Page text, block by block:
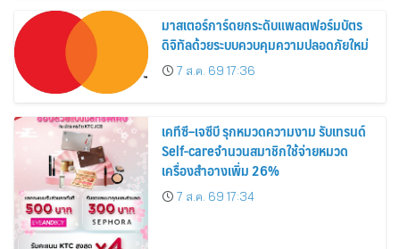
มาสเตอร์การ์ดยกระดับแพลตฟอร์มบัตร
ดิจิทัลด้วยระบบควบคุมความปลอดภัยใหม่
7 ส.ค. 69 17:36
เคทีซี–เจซีบี รุกหมวดความงาม รับเทรนด์
Self-careจำนวนสมาชิกใช้จ่ายหมวด
เครื่องสำอางเพิ่ม 26%
7 ส.ค. 69 17:34